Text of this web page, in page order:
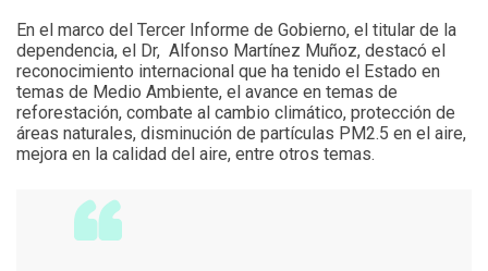
En el marco del Tercer Informe de Gobierno, el titular de la
dependencia, el Dr, Alfonso Martínez Muñoz, destacó el
reconocimiento internacional que ha tenido el Estado en
temas de Medio Ambiente, el avance en temas de
reforestación, combate al cambio climático, protección de
áreas naturales, disminución de partículas PM2.5 en el aire,
mejora en la calidad del aire, entre otros temas.